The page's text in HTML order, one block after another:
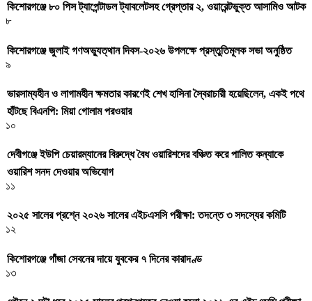
কিশোরগঞ্জে ৮০ পিস ট্যাপেন্টাডল ট্যাবলেটসহ গ্রেপ্তার ২, ওয়ারেন্টভুক্ত আসামিও আটক
৮
কিশোরগঞ্জে জুলাই গণঅভ্যুত্থান দিবস-২০২৬ উপলক্ষে প্রস্তুতিমূলক সভা অনুষ্ঠিত
৯
ভারসাম্যহীন ও লাগামহীন ক্ষমতার কারণেই শেখ হাসিনা স্বৈরাচারী হয়েছিলেন, একই পথে
হাঁটছে বিএনপি: মিয়া গোলাম পরওয়ার
১০
দেবীগঞ্জে ইউপি চেয়ারম্যানের বিরুদ্ধে বৈধ ওয়ারিশদের বঞ্চিত করে পালিত কন্যাকে
ওয়ারিশ সনদ দেওয়ার অভিযোগ
১১
২০২৫ সালের প্রশ্নে ২০২৬ সালের এইচএসসি পরীক্ষা: তদন্তে ৩ সদস্যের কমিটি
১২
কিশোরগঞ্জে গাঁজা সেবনের দায়ে যুবকের ৭ দিনের কারাদণ্ড
১৩